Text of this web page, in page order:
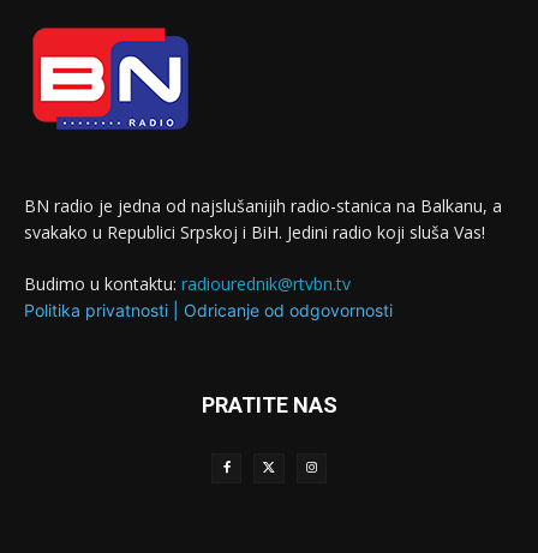
BN radio je jedna od najslušanijih radio-stanica na Balkanu, a
svakako u Republici Srpskoj i BiH. Jedini radio koji sluša Vas!
Budimo u kontaktu: radiourednik@rtvbn.tv
Politika privatnosti Odricanje od odgovornosti
PRATITE NAS